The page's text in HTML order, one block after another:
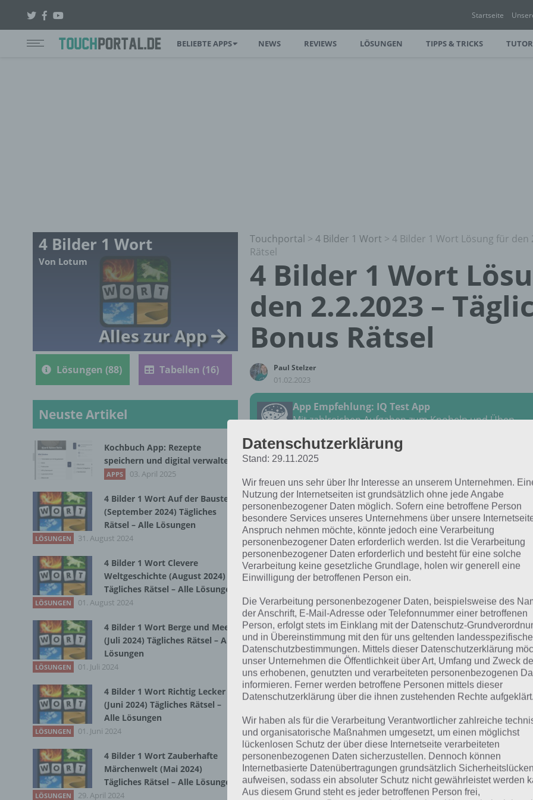
Startseite
BELIEBTE APPS NEWS REVIEWS LÖSUNGEN TIPPS & TRICKS
Touchportal > 4 Bilder 1 Wort > 4 Bilder 1 Wort Lösung für den
Rätsel
4 Bilder 1 Wort
den 2.2.2023 –
Bonus Rätsel
Paul Stelzer
01.02.2023
App Empfehlung: IQ Test App
Mit zahlreichen Aufgaben zum Knobeln und Üben
Rätsel vom 2.2.2023 zu
im Februar 2023 in 4 Bilder 1 Wort. Wenn du dort aktuell
für dich:
ROSEN
Bei dieser Lösung handelt es sich um das tägliche Bonus
wir noch die Links beispielsweise zum täglichen Rätsel und
Tägliches Rätsel:Zur Lösung vom 2.2.2023
Rätsel aus dem Jahr 2022:Schau mal, was vor einem Jahr,
Lösung gesucht war
Zur Übersicht:4 Bilder 1 Wort Lösungen zu Liebe und
4 Bilder 1 Wort
Von Lotum
Alles zur App
Lösungen (88) Tabellen (16)
Neuste Artikel
Kochbuch App: Rezepte
speichern und digital verwalten
APPS 03. April 2025
4 Bilder 1 Wort Auf der Baustelle
(September 2024) Tägliches
Rätsel – Alle Lösungen
LÖSUNGEN 31. August 2024
4 Bilder 1 Wort Clevere
Weltgeschichte (August 2024)
Tägliches Rätsel – Alle Lösungen
LÖSUNGEN 01. August 2024
4 Bilder 1 Wort Berge und Meer
(Juli 2024) Tägliches Rätsel – Alle
Lösungen
LÖSUNGEN 01. Juli 2024
4 Bilder 1 Wort Richtig Lecker
(Juni 2024) Tägliches Rätsel –
Alle Lösungen
LÖSUNGEN 01. Juni 2024
4 Bilder 1 Wort Zauberhafte
Märchenwelt (Mai 2024)
Tägliches Rätsel – Alle Lösungen
LÖSUNGEN 29. April 2024
Datenschutzerklärung
Stand: 29.11.2025
Wir freuen uns sehr über Ihr Interesse an unserem Unternehmen.
Nutzung der Internetseiten ist grundsätzlich ohne jede Angabe
personenbezogener Daten möglich. Sofern eine betroffene Person
besondere Services unseres Unternehmens über unsere
Anspruch nehmen möchte, könnte jedoch eine Verarbeitung
personenbezogener Daten erforderlich werden. Ist die Verarbeitung
personenbezogener Daten erforderlich und besteht für eine solche
Verarbeitung keine gesetzliche Grundlage, holen wir generell eine
Einwilligung der betroffenen Person ein.
Die Verarbeitung personenbezogener Daten, beispielsweise des
der Anschrift, E-Mail-Adresse oder Telefonnummer einer betroffenen
Person, erfolgt stets im Einklang mit der Datenschutz-
und in Übereinstimmung mit den für uns geltenden
Datenschutzbestimmungen. Mittels dieser Datenschutzerklärung
unser Unternehmen die Öffentlichkeit über Art, Umfang und Zweck
uns erhobenen, genutzten und verarbeiteten personenbezogenen
informieren. Ferner werden betroffene Personen mittels dieser
Datenschutzerklärung über die ihnen zustehenden Rechte aufgeklärt.
Wir haben als für die Verarbeitung Verantwortlicher zahlreiche
und organisatorische Maßnahmen umgesetzt, um einen möglichst
lückenlosen Schutz der über diese Internetseite verarbeiteten
personenbezogenen Daten sicherzustellen. Dennoch können
Internetbasierte Datenübertragungen grundsätzlich Sicherheitslücken
aufweisen, sodass ein absoluter Schutz nicht gewährleistet werden
Aus diesem Grund steht es jeder betroffenen Person frei,